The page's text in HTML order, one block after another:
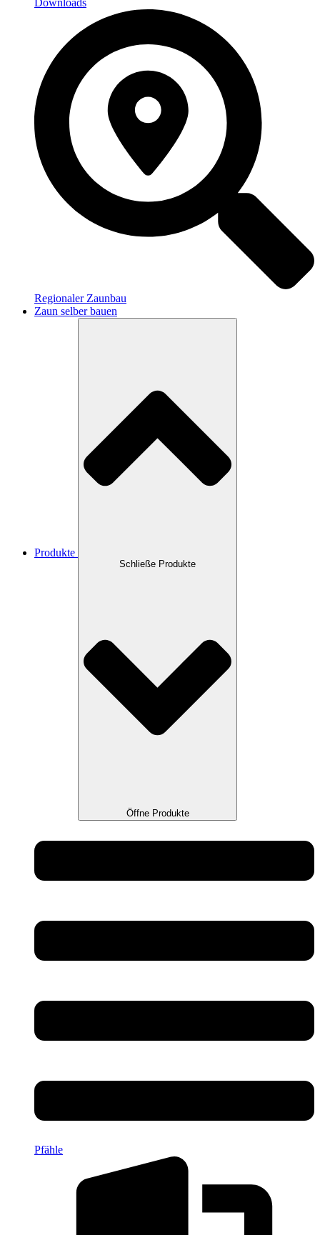
Downloads
Regionaler Zaunbau
Zaun selber bauen
Produkte
Schließe Produkte
Öffne Produkte
Pfähle